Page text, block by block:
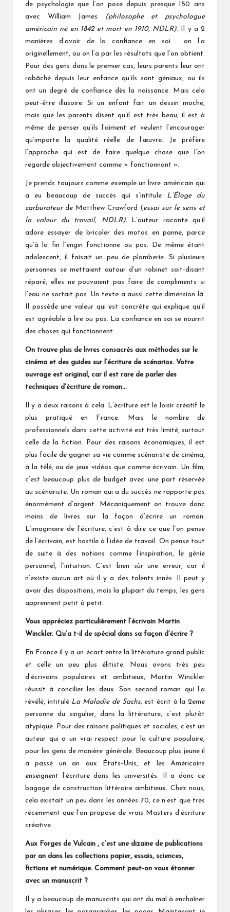
de psychologie que l’on pose depuis presque 150 ans
avec William James
(philosophe et psychologue
américain né en 1842 et mort en 1910, NDLR). Il y a 2
manières d’avoir de la confiance en soi : on l’a
originellement, ou on l’a par les résultats que l’on obtient.
Pour des gens dans le premier cas, leurs parents leur ont
rabâché depuis leur enfance qu’ils sont géniaux, ou ils
ont un degré de confiance dès la naissance. Mais cela
peut-être illusoire. Si un enfant fait un dessin moche,
mais que les parents disent qu’il est très beau, il est à
même de penser qu’ils l’aiment et veulent l’encourager
qu’importe la qualité réelle de l’œuvre. Je préfère
l’approche qui est de faire quelque chose que l’on
regarde objectivement comme « fonctionnant ».
Je prends toujours comme exemple un livre américain qui
a eu beaucoup de succès qui s’intitule L’Éloge du
carburateur de Matthew Crawford (essai sur le sens et
la valeur du travail, NDLR).L’auteur raconte qu’il
adore essayer de bricoler des motos en panne, parce
qu’à la fin l’engin fonctionne ou pas. De même étant
adolescent, il faisait un peu de plomberie. Si plusieurs
personnes se mettaient autour d’un robinet soit-disant
réparé, elles ne pouvaient pas faire de compliments si
l’eau ne sortait pas. Un texte a aussi cette dimension là.
Il possède une valeur qui est concrète qui explique qu’il
est agréable à lire ou pas. La confiance en soi se nourrit
des choses qui fonctionnent.
On trouve plus de livres consacrés aux méthodes sur le
cinéma et des guides sur l’écriture de scénarios. Votre
ouvrage est original, car il est rare de parler des
techniques d’écriture de roman…
Il y a deux raisons à cela. L’écriture est le loisir créatif le
plus pratiqué en France. Mais le nombre de
professionnels dans cette activité est très limité, surtout
celle de la fiction. Pour des raisons économiques, il est
plus facile de gagner sa vie comme scénariste de cinéma,
à la télé, ou de jeux vidéos que comme écrivain. Un film,
c’est beaucoup plus de budget avec une part réservée
au scénariste. Un roman qui a du succès ne rapporte pas
énormément d’argent. Mécaniquement on trouve donc
moins de livres sur la façon d’écrire un roman.
L’imaginaire de l’écriture, c’est à dire ce que l’on pense
de l’écrivain, est hostile à l’idée de travail. On pense tout
de suite à des notions comme l’inspiration, le génie
personnel, l’intuition. C’est bien sûr une erreur, car il
n’existe aucun art où il y a des talents innés. Il peut y
avoir des dispositions, mais la plupart du temps, les gens
apprennent petit à petit.
Vous appréciez particulièrement l’écrivain Martin
Winckler. Qu’a t-il de spécial dans sa façon d’écrire?
En France il y a un écart entre la littérature grand public
et celle un peu plus élitiste. Nous avons très peu
d’écrivains populaires et ambitieux, Martin Winckler
réussit à concilier les deux. Son second roman qui l’a
révélé, intitulé La Maladie de Sachs,est écrit à la 2eme
personne du singulier, dans la littérature, c’est plutôt
atypique. Pour des raisons politiques et sociales, c’est un
auteur qui a un vrai respect pour la culture populaire,
pour les gens de manière générale. Beaucoup plus jeune il
a passé un an aux États-Unis, et les Américains
enseignent l’écriture dans les universités. Il a donc ce
bagage de construction littéraire ambitieux. Chez nous,
cela existait un peu dans les années 70, ce n’est que très
récemment que l’on propose de vrais Masters d’écriture
créative.
Aux Forges de Vulcain , c’est une dizaine de publications
par an dans les collections papier, essais, sciences,
fictions et numérique. Comment peut-on vous étonner
avec un manuscrit ?
Il y a beaucoup de manuscrits qui ont du mal à enchaîner